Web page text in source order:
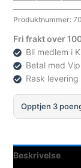
+1C
7C
antall
Produktnummer:
Fri frakt over
Bli medlem i
Betal med
Rask levering
Opptjen 3
Beskrivelse